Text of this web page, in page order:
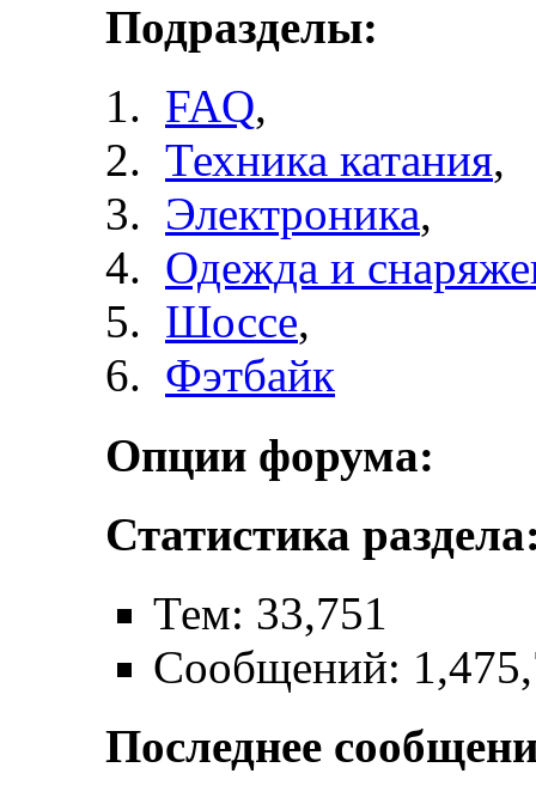
Подразделы:
FAQ,
Техника катания,
Электроника,
Одежда и
Шоссе,
Фэтбайк
Опции форума:
Статистика
Тем: 33,751
Сообщений:
Последнее